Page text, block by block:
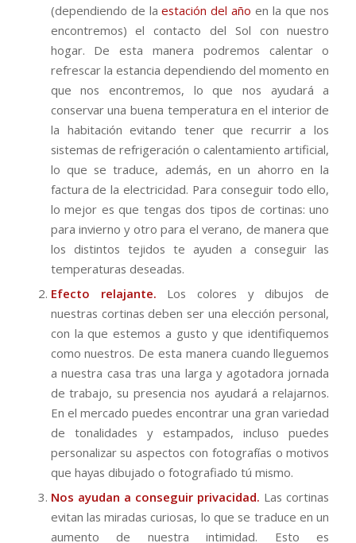
(dependiendo de laestación del año en la que nos
encontremos) el contacto del Sol con nuestro
hogar. De esta manera podremos calentar o
refrescar la estancia dependiendo del momento en
que nos encontremos, lo que nos ayudará a
conservar una buena temperatura en el interior de
la habitación evitando tener que recurrir a los
sistemas de refrigeración o calentamiento artificial,
lo que se traduce, además, en un ahorro en la
factura de la electricidad. Para conseguir todo ello,
lo mejor es que tengas dos tipos de cortinas: uno
para invierno y otro para el verano, de manera que
los distintos tejidos te ayuden a conseguir las
temperaturas deseadas.
Efecto relajante. Los colores y dibujos de
nuestras cortinas deben ser una elección personal,
con la que estemos a gusto y que identifiquemos
como nuestros. De esta manera cuando lleguemos
a nuestra casa tras una larga y agotadora jornada
de trabajo, su presencia nos ayudará a relajarnos.
En el mercado puedes encontrar una gran variedad
de tonalidades y estampados, incluso puedes
personalizar su aspectos con fotografías o motivos
que hayas dibujado o fotografiado tú mismo.
Nos ayudan a conseguir privacidad. Las cortinas
evitan las miradas curiosas, lo que se traduce en un
aumento de nuestra intimidad. Esto es